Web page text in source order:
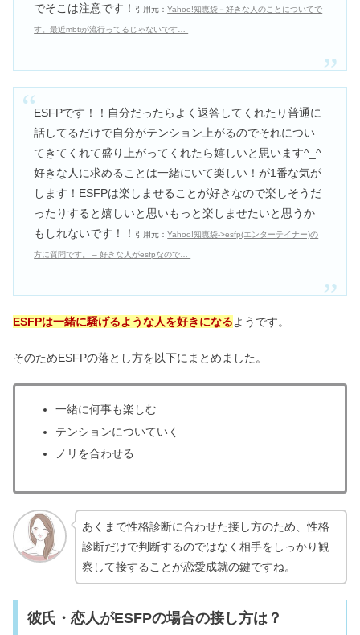
でそこは注意です！
引用元：Yahoo!知恵袋－好きな人のことについてで
す。最近mbtiが流行ってるじゃないです…
ESFPです！！自分だったらよく返答してくれたり普通に
話してるだけで自分がテンション上がるのでそれについ
てきてくれて盛り上がってくれたら嬉しいと思います^_^
好きな人に求めることは一緒にいて楽しい！が1番な気が
します！ESFPは楽しませることが好きなので楽しそうだ
ったりすると嬉しいと思いもっと楽しませたいと思うか
もしれないです！！
引用元：Yahoo!知恵袋‐>esfp(エンターテイナー)の
方に質問です。 – 好きな人がesfpなので…
ESFPは一緒に騒げるような人を好きになるようです。
そのためESFPの落とし方を以下にまとめました。
一緒に何事も楽しむ
テンションについていく
ノリを合わせる
あくまで性格診断に合わせた接し方のため、性格
診断だけで判断するのではなく相手をしっかり観
察して接することが恋愛成就の鍵ですね。
彼氏・恋人がESFPの場合の接し方は？